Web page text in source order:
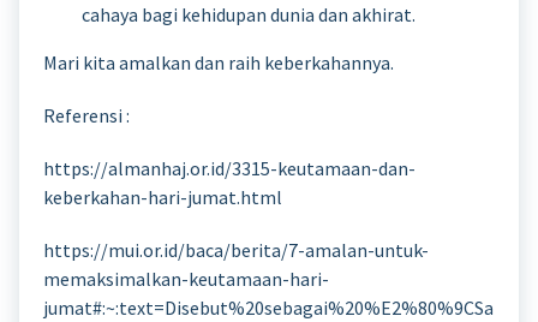
cahaya bagi kehidupan dunia dan akhirat.
Mari kita amalkan dan raih keberkahannya.
Referensi :
https://almanhaj.or.id/3315-keutamaan-dan-
keberkahan-hari-jumat.html
https://mui.or.id/baca/berita/7-amalan-untuk-
memaksimalkan-keutamaan-hari-
jumat#:~:text=Disebut%20sebagai%20%E2%80%9CSa